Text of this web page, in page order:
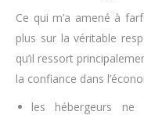
Ce qui m’a amené à
plus sur la véritable
qu’il ressort
la confiance dans
les hébergeurs ne